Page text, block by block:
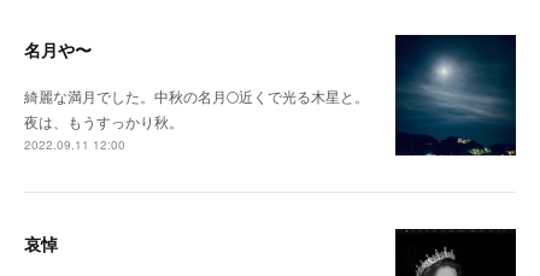
名月や〜
綺麗な満月でした。中秋の名月🌕近くで光る木星と。
夜は、もうすっかり秋。
2022.09.11 12:00
哀悼